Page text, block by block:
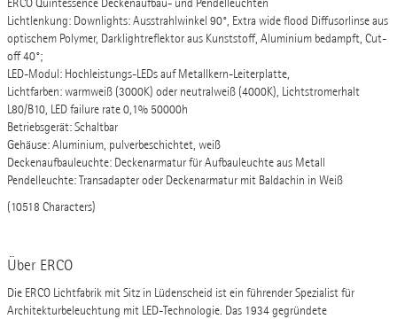
Lichtlenkung: Downlights: Ausstrahlwinkel 90°, Extra wide flood Diffusorlinse aus
optischem Polymer, Darklightreflektor aus Kunststoff, Aluminium bedampft, Cut-
off 40°;
LED-Modul: Hochleistungs-LEDs auf Metallkern-Leiterplatte,
Lichtfarben: warmweiß (3000K) oder neutralweiß (4000K), Lichtstromerhalt
L80/B10, LED failure rate 0,1% 50000h
Betriebsgerät: Schaltbar
Gehäuse: Aluminium, pulverbeschichtet, weiß
Deckenaufbauleuchte: Deckenarmatur für Aufbauleuchte aus Metall
Pendelleuchte: Transadapter oder Deckenarmatur mit Baldachin in Weiß
(10518 Characters)
Über ERCO
Die ERCO Lichtfabrik mit Sitz in Lüdenscheid ist ein führender Spezialist für
Architekturbeleuchtung mit LED-Technologie. Das 1934 gegründete